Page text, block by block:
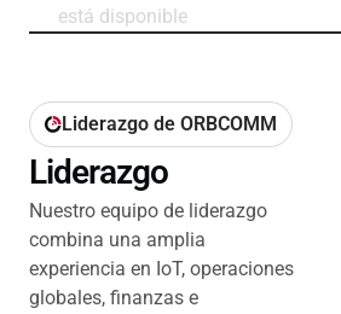
está disponible
Liderazgo de ORBCOMM
Liderazgo
Nuestro equipo de liderazgo
combina una amplia
experiencia en IoT, operaciones
globales, finanzas e